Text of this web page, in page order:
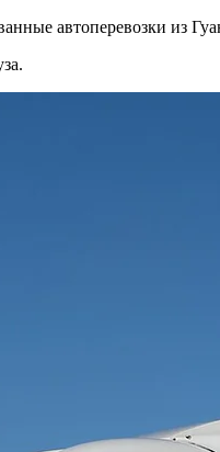
автоперевозки из